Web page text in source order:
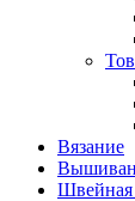
Вязание
Швейная